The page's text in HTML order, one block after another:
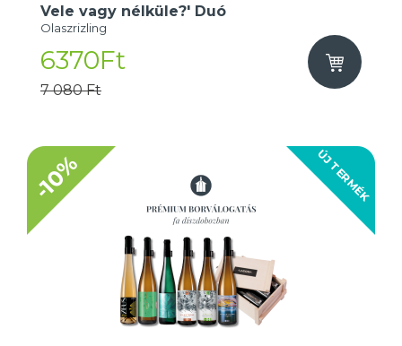
Vele vagy nélküle?' Duó
Olaszrizling
6370Ft
7 080 Ft
ÚJ TERMÉK
-10%